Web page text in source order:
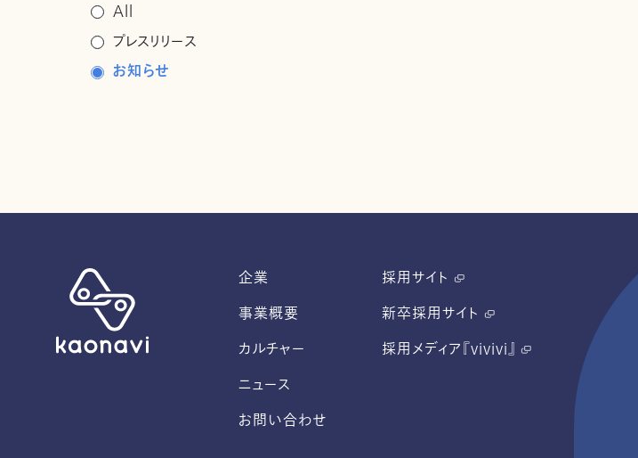
All
プレスリリース
お知らせ
企業
事業概要
カルチャー
ニュース
お問い合わせ
採用サイト
新卒採用サイト
採用メディア『vivivi』